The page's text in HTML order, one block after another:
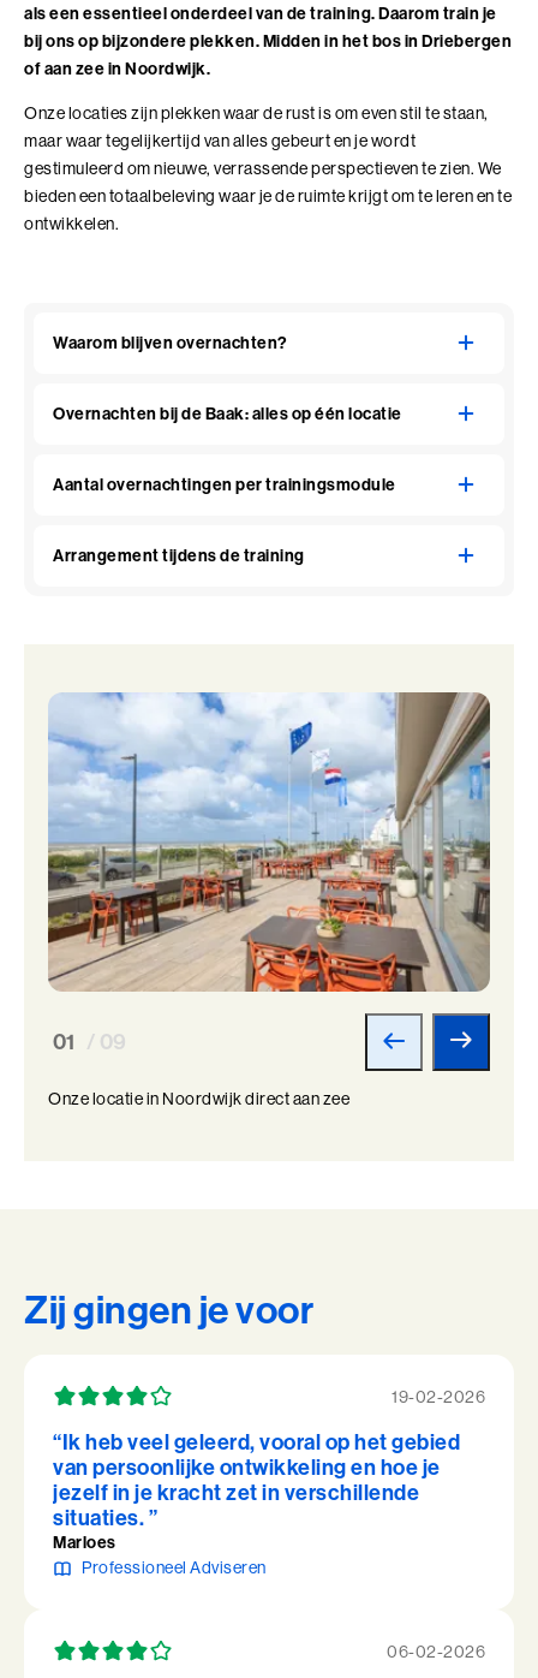
als een essentieel onderdeel van de training. Daarom train je
bij ons op bijzondere plekken. Midden in het bos in Driebergen
of aan zee in Noordwijk.
Onze locaties zijn plekken waar de rust is om even stil te staan,
maar waar tegelijkertijd van alles gebeurt en je wordt
gestimuleerd om nieuwe, verrassende perspectieven te zien. We
bieden een totaalbeleving waar je de ruimte krijgt om te leren en te
ontwikkelen.
Waarom blijven overnachten?
Overnachten bij de Baak: alles op één locatie
Aantal overnachtingen per trainingsmodule
Arrangement tijdens de training
01 / 09
Onze locatie in Noordwijk direct aan zee
Zij gingen je voor
19-02-2026
“Ik heb veel geleerd, vooral op het gebied
van persoonlijke ontwikkeling en hoe je
jezelf in je kracht zet in verschillende
situaties. ”
Marloes
Professioneel Adviseren
06-02-2026